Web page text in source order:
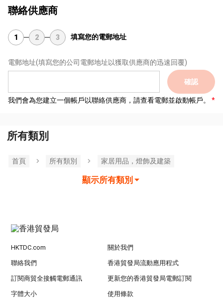
聯絡供應商
1 2 3 填寫您的電郵地址
電郵地址(填寫您的公司電郵地址以獲取供應商的迅速回覆)
確認
我們會為您建立一個帳戶以聯絡供應商，請查看電郵並啟動帳戶。
所有類別
首頁 所有類別 家居用品，燈飾及建築
顯示所有類別
HKTDC.com 關於我們
聯絡我們 香港貿發局流動應用程式
訂閱商貿全接觸電郵通訊 更新您的香港貿發局電郵訂閱
字體大小 使用條款